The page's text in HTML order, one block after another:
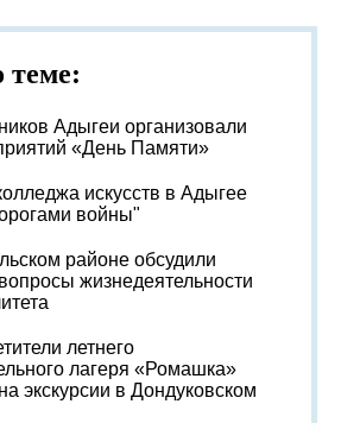
Адыгеи организовали
«День Памяти»
искусств в Адыгее
войны"
районе обсудили
жизнедеятельности
летнего
лагеря «Ромашка»
экскурсии в Дондуковском